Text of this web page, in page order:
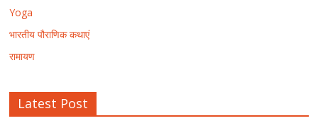
Yoga
भारतीय पौराणिक कथाएं
रामायण
Latest Post